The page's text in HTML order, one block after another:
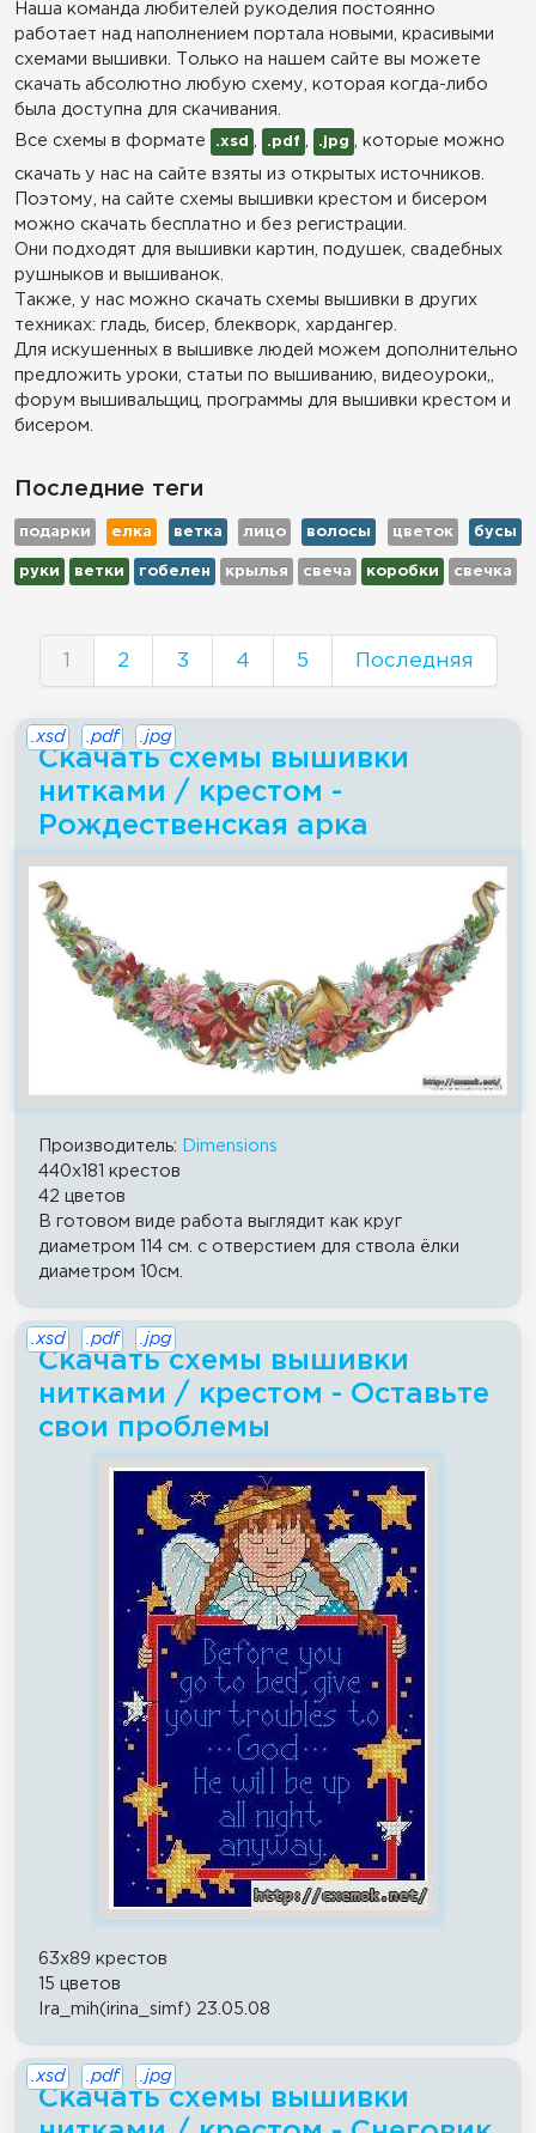
Наша команда любителей рукоделия постоянно
работает над наполнением портала новыми, красивыми
схемами вышивки. Только на нашем сайте вы можете
скачать абсолютно любую схему, которая когда-либо
была доступна для скачивания.
Все схемы в формате
.xsd .pdf .jpg , которые можно
скачать у нас на сайте взяты из открытых источников.
Поэтому, на сайте схемы вышивки крестом и бисером
можно скачать бесплатно и без регистрации.
Они подходят для вышивки картин, подушек, свадебных
рушныков и вышиванок.
Также, у нас можно скачать схемы вышивки в других
техниках: гладь, бисер, блекворк, хардангер.
Для искушенных в вышивке людей можем дополнительно
предложить уроки, статьи по вышиванию, видеоуроки,,
форум вышивальщиц, программы для вышивки крестом и
бисером.
Последние теги
подарки елка ветка лицо волосы цветок бусы
руки ветки гобелен крылья свеча коробки свечка
1 2 3 4 5 Последняя
Скачать схемы вышивки
нитками / крестом -
Рождественская арка
.xsd .pdf .jpg
Производитель:
Dimensions
440x181 крестов
42 цветов
В готовом виде работа выглядит как круг
диаметром 114 см. с отверстием для ствола ёлки
диаметром 10см.
Скачать схемы вышивки
нитками / крестом - Оставьте
свои проблемы
.xsd .pdf .jpg
63x89 крестов
15 цветов
Ira_mih(irina_simf) 23.05.08
Скачать схемы вышивки
.xsd .pdf .jpg